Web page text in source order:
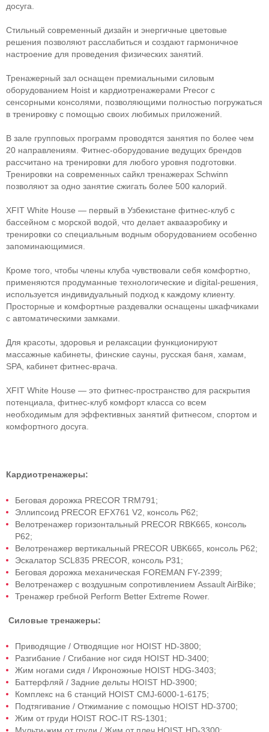
досуга.
Стильный современный дизайн и энергичные цветовые
решения позволяют расслабиться и создают гармоничное
настроение для проведения физических занятий.
Тренажерный зал оснащен премиальными силовым
оборудованием Hoist и кардиотренажерами Precor c
сенсорными консолями, позволяющими полностью погружаться
в тренировку с помощью своих любимых приложений.
В зале групповых программ проводятся занятия по более чем
20 направлениям. Фитнес-оборудование ведущих брендов
рассчитано на тренировки для любого уровня подготовки.
Тренировки на современных сайкл тренажерах Schwinn
позволяют за одно занятие сжигать более 500 калорий.
XFIT White House — первый в Узбекистане фитнес-клуб с
бассейном с морской водой, что делает аквааэробику и
тренировки со специальным водным оборудованием особенно
запоминающимися.
Кроме того, чтобы члены клуба чувствовали себя комфортно,
применяются продуманные технологические и digital-решения,
используется индивидуальный подход к каждому клиенту.
Просторные и комфортные раздевалки оснащены шкафчиками
с автоматическими замками.
Для красоты, здоровья и релаксации функционируют
массажные кабинеты, финские сауны, русская баня, хамам,
SPA, кабинет фитнес-врача.
XFIT White House — это фитнес-пространство для раскрытия
потенциала, фитнес-клуб комфорт класса со всем
необходимым для эффективных занятий фитнесом, спортом и
комфортного досуга.
Кардиотренажеры:
Беговая дорожка PRECOR TRM791;
Эллипсоид PRECOR EFX761 V2, консоль Р62;
Велотренажер горизонтальный PRECOR RBK665, консоль
Р62;
Велотренажер вертикальный PRECOR UBK665, консоль Р62;
Эскалатор SCL835 PRECOR, консоль Р31;
Беговая дорожка механическая FOREMAN FY-2399;
Велотренажер с воздушным сопротивлением Assault AirBike;
Тренажер гребной Рerform Вetter Extreme Rower.
Силовые тренажеры:
Приводящие / Отводящие ног HOIST HD-3800;
Разгибание / Сгибание ног сидя HOIST HD-3400;
Жим ногами сидя / Икроножные HOIST HDG-3403;
Баттерфляй / 3адние дельты HOIST HD-3900;
Комплекс на 6 станций HOIST CMJ-6000-1-6175;
Подтягивание / Отжимание с помощью HOIST HD-3700;
Жим от груди HOIST ROC-IT RS-1301;